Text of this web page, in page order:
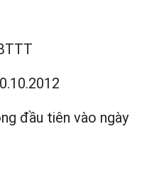
đầu tiên vào ngày